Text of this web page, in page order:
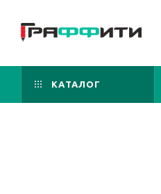
КАТАЛОГ